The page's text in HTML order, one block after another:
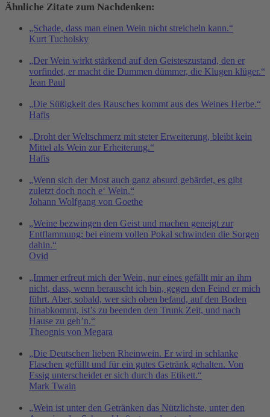
Ähnliche Zitate zum Nachdenken:
„Schade, dass man einen Wein nicht streicheln kann.“
Kurt Tucholsky
„Der Wein wirkt stärkend auf den Geisteszustand, den er
vorfindet, er macht die Dummen dümmer, die Klugen klüger.“
Jean Paul
„Die Süßigkeit des Rausches kommt aus des Weines Herbe.“
Hafis
„Droht der Weltschmerz mit steter Erweiterung, bleibt kein
Mittel als Wein zur Erheiterung.“
Hafis
„Wenn sich der Most auch ganz absurd gebärdet, es gibt
zuletzt doch noch e‘ Wein.“
Johann Wolfgang von Goethe
„Weine bezwingen den Geist und machen geneigt zur
Entflammung: bei einem vollen Pokal schwinden die Sorgen
dahin.“
Ovid
„Immer erfreut mich der Wein, nur eines gefällt mir an ihm
nicht, dass, wenn berauscht ich bin, gegen den Feind er mich
führt. Aber, sobald, wer sich oben befand, auf den Boden
hinabkommt, ist’s zu beenden den Trunk Zeit, und nach
Hause zu geh’n.“
Theognis von Megara
„Die Deutschen lieben Rheinwein. Er wird in schlanke
Flaschen gefüllt und für ein gutes Getränk gehalten. Von
Essig unterscheidet er sich durch das Etikett.“
Mark Twain
„Wein ist unter den Getränken das Nützlichste, unter den